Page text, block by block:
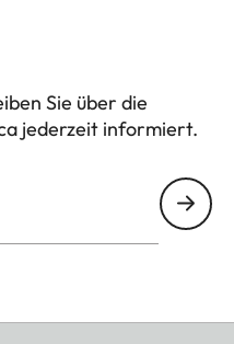
Sie über die
jederzeit informiert.